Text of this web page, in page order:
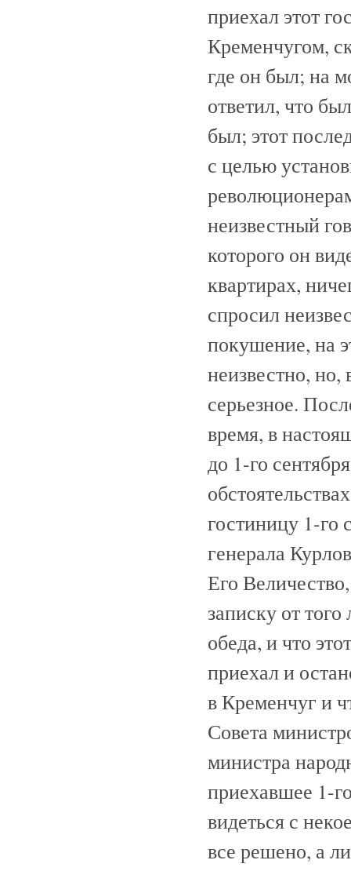
приехал этот
Кременчугом,
где он был; на
ответил, что
был; этот
с целью
неизвестный
которого он
квартирах,
спросил
покушение, на
неизвестно,
серьезное.
время, в
до 1-го
гостиницу 1-го
генерала
Его
записку от
обеда, и что
приехал и
в Кременчуг и
Совета
министра
приехавшее 1-
видеться с
все решено, а